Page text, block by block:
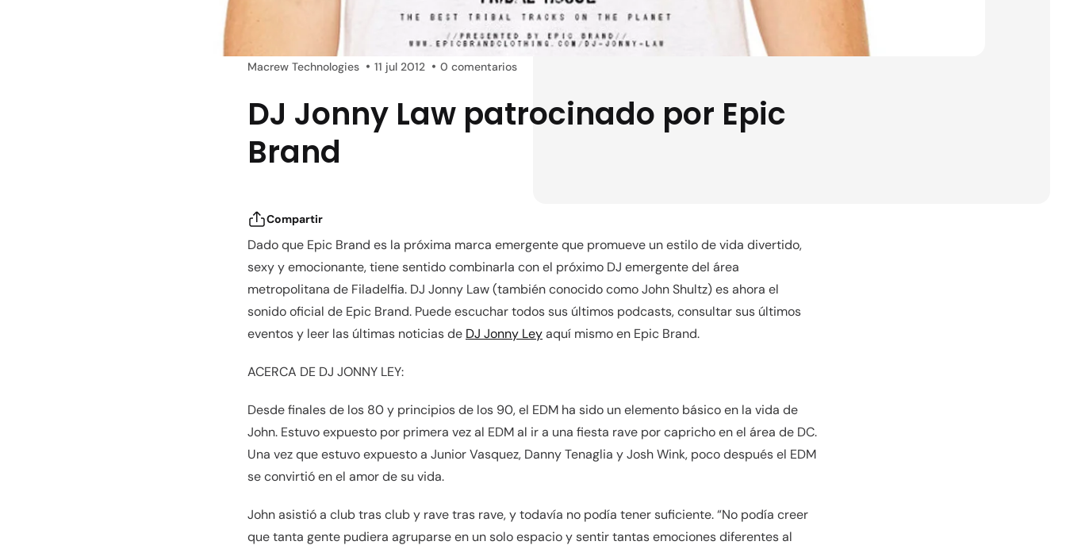
Macrew Technologies 11 jul 2012 0 comentarios
DJ Jonny Law patrocinado por Epic
Brand
Compartir
Dado que Epic Brand es la próxima marca emergente que promueve un estilo de vida divertido,
sexy y emocionante, tiene sentido combinarla con el próximo DJ emergente del área
metropolitana de Filadelfia. DJ Jonny Law (también conocido como John Shultz) es ahora el
sonido oficial de Epic Brand. Puede escuchar todos sus últimos podcasts, consultar sus últimos
eventos y leer las últimas noticias de DJ Jonny Leyaquí mismo en Epic Brand.
ACERCA DE DJ JONNY LEY:
Desde finales de los 80 y principios de los 90, el EDM ha sido un elemento básico en la vida de
John. Estuvo expuesto por primera vez al EDM al ir a una fiesta rave por capricho en el área de DC.
Una vez que estuvo expuesto a Junior Vasquez, Danny Tenaglia y Josh Wink, poco después el EDM
se convirtió en el amor de su vida.
John asistió a club tras club y rave tras rave, y todavía no podía tener suficiente. “No podía creer
que tanta gente pudiera agruparse en un solo espacio y sentir tantas emociones diferentes al